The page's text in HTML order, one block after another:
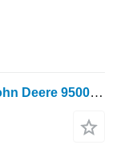
Silnik Elektryczny Aktuator Liniowy John Deere 9500 9600 CTS 9780 W540 T550 elektrimootoriga lineaarajam tüübi jaoks teraviljakombaini John Deere 9500 9600 CTS 9780 W540 T550